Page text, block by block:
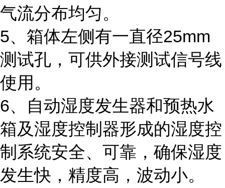
气流分布均匀。
5、箱体左侧有一直径25mm
测试孔，可供外接测试信号线
使用。
6、自动湿度发生器和预热水
箱及湿度控制器形成的湿度控
制系统安全、可靠，确保湿度
发生快，精度高，波动小。